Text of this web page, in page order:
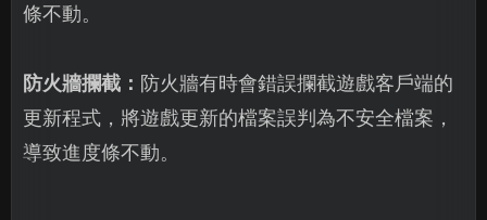
條不動。
防火牆攔截： 防火牆有時會錯誤攔截遊戲客戶端的
更新程式，將遊戲更新的檔案誤判為不安全檔案，
導致進度條不動。